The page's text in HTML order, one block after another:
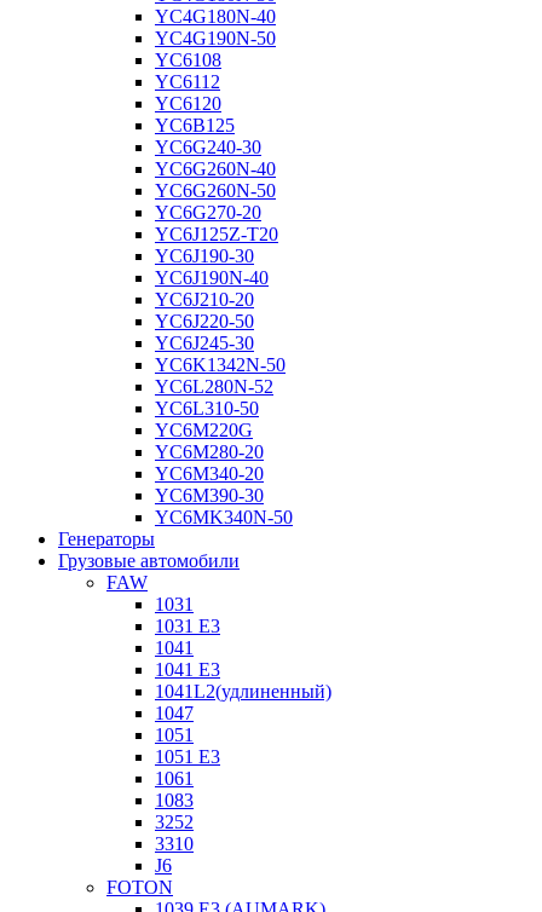
YC4G180N-40
YC4G190N-50
YC6108
YC6112
YC6120
YC6B125
YC6G240-30
YC6G260N-40
YC6G260N-50
YC6G270-20
YC6J125Z-T20
YC6J190-30
YC6J190N-40
YC6J210-20
YC6J220-50
YC6J245-30
YC6K1342N-50
YC6L280N-52
YC6L310-50
YC6M220G
YC6M280-20
YC6M340-20
YC6M390-30
YC6MK340N-50
Генераторы
Грузовые автомобили
FAW
1031
1031 E3
1041
1041 E3
1041L2(удлиненный)
1047
1051
1051 E3
1061
1083
3252
3310
J6
FOTON